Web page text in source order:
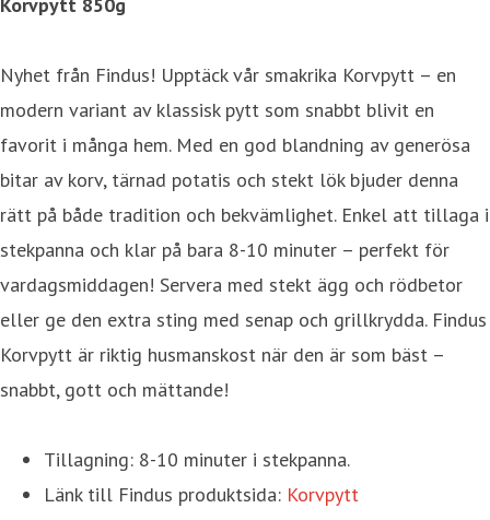
Nyhet från Findus! Upptäck vår smakrika Korvpytt – en
modern variant av klassisk pytt som snabbt blivit en
favorit i många hem. Med en god blandning av generösa
bitar av korv, tärnad potatis och stekt lök bjuder denna
rätt på både tradition och bekvämlighet. Enkel att tillaga i
stekpanna och klar på bara 8-10 minuter – perfekt för
vardagsmiddagen! Servera med stekt ägg och rödbetor
eller ge den extra sting med senap och grillkrydda. Findus
Korvpytt är riktig husmanskost när den är som bäst –
snabbt, gott och mättande!
Tillagning: 8-10 minuter i stekpanna.
Länk till Findus produktsida: Korvpytt